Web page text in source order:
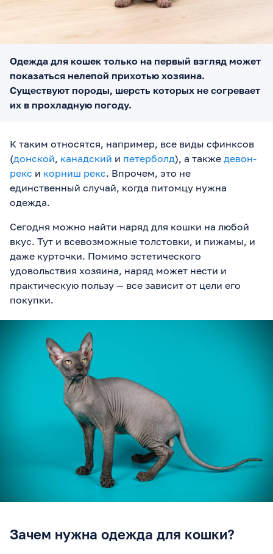
Одежда для кошек только на первый взгляд может
показаться нелепой прихотью хозяина.
Существуют породы, шерсть которых не согревает
их в прохладную погоду.
К таким относятся, например, все виды сфинксов
(донской, канадский и петерболд), а также девон-
рекс и корниш рекс. Впрочем, это не
единственный случай, когда питомцу нужна
одежда.
Сегодня можно найти наряд для кошки на любой
вкус. Тут и всевозможные толстовки, и пижамы, и
даже курточки. Помимо эстетического
удовольствия хозяина, наряд может нести и
практическую пользу — все зависит от цели его
покупки.
Зачем нужна одежда для кошки?